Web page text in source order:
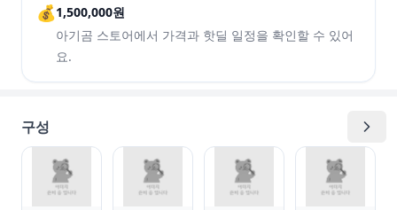
💰1,500,000원
아기곰 스토어에서 가격과 핫딜 일정을 확인할 수 있어
요.
구성